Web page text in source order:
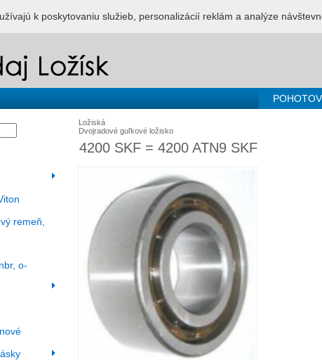
ÚVOD NONSTOP SLUŽBA PRE LOŽISKÁ - 0905
remeň,
o-
Ložiská
Dvojradové guľkové ložisko
4200 SKF = 4200 ATN9 SKF
k poskytovaniu služieb, personalizácií reklám a analýze